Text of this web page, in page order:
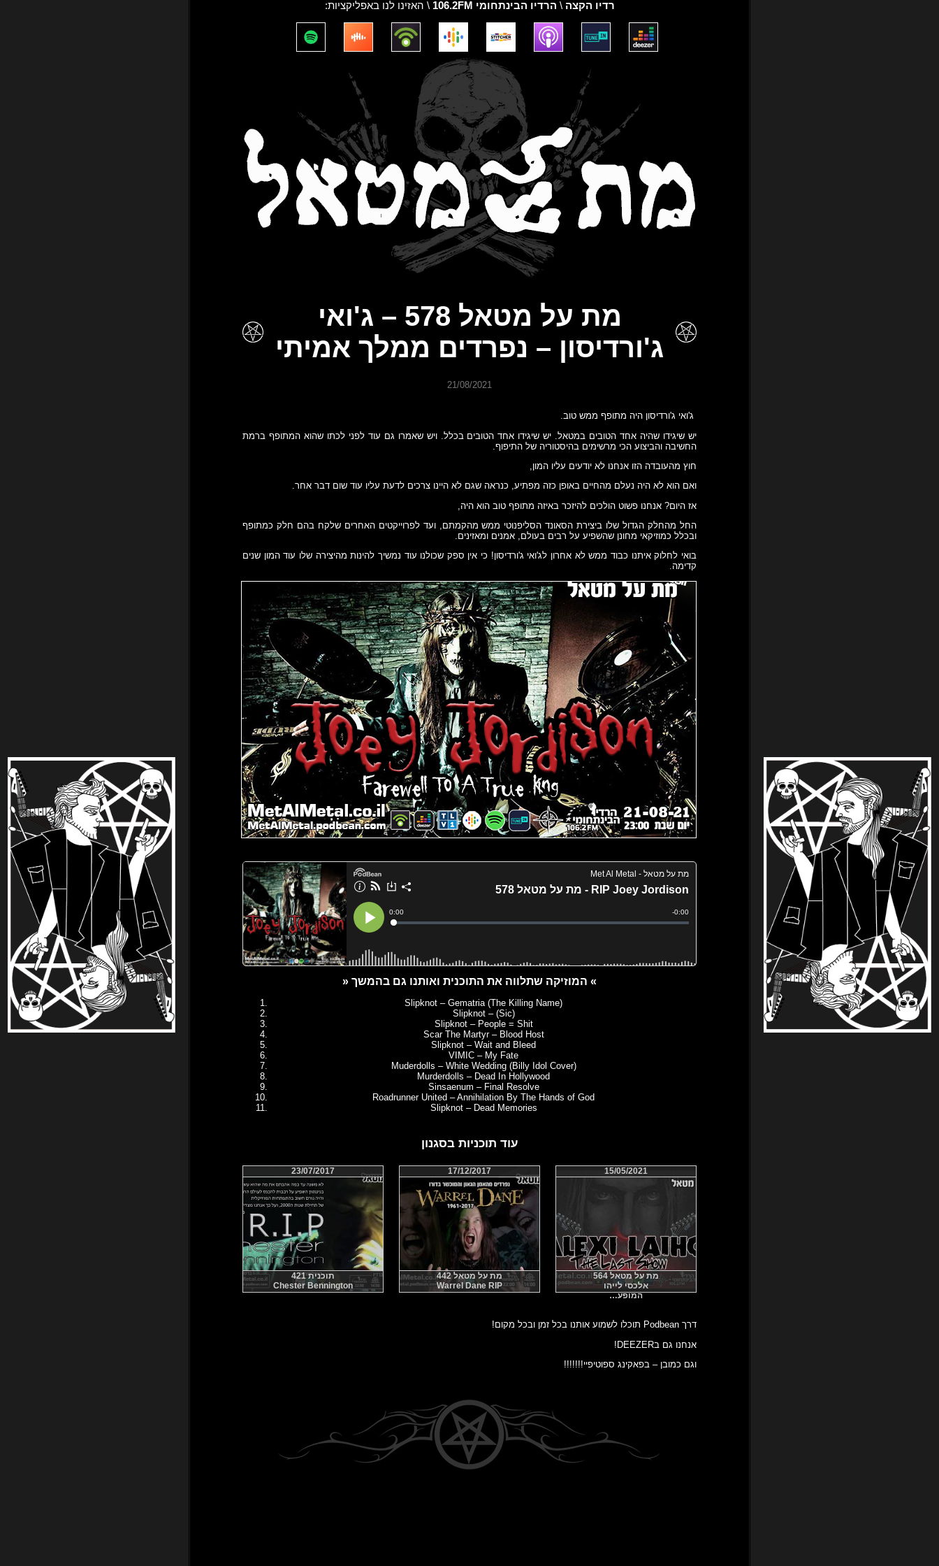
רדיו הקצה \ הרדיו הבינתחומי 106.2FM \ האזינו לנו באפליקציות:
מת על מטאל 578 – ג'ואי
ג'ורדיסון – נפרדים ממלך אמיתי
21/08/2021
ג'ואי ג'ורדיסון היה מתופף ממש טוב.
יש שיגידו שהיה אחד הטובים במטאל. יש שיגידו אחד הטובים בכלל. ויש שאמרו גם עוד לפני לכתו שהוא המתופף ברמת
החשיבה והביצוע הכי מרשימים בהיסטוריה של התיפוף.
חוץ מהעובדה הזו אנחנו לא יודעים עליו המון,
ואם הוא לא היה נעלם מהחיים באופן כזה מפתיע, כנראה שגם לא היינו צרכים לדעת עליו עוד שום דבר אחר.
אז היום? אנחנו פשוט הולכים להיזכר באיזה מתופף טוב הוא היה,
החל מהחלק הגדול שלו ביצירת הסאונד הסליפנוטי ממש מהקמתם, ועד לפרוייקטים האחרים שלקח בהם חלק כמתופף
ובכלל כמוזיקאי מחונן שהשפיע על רבים בעולם, אמנים ומאזינים.
בואי לחלוק איתנו כבוד ממש לא אחרון לג'ואי ג'ורדיסון! כי אין ספק שכולנו עוד נמשיך להינות מהיצירה שלו עוד המון שנים
קדימה.
» המוזיקה שתלווה את התוכנית ואותנו גם בהמשך «
Slipknot – Gematria (The Killing Name)
Slipknot – (Sic)
Slipknot – People = Shit
Scar The Martyr – Blood Host
Slipknot – Wait and Bleed
VIMIC – My Fate
Muderdolls – White Wedding (Billy Idol Cover)
Murderdolls – Dead In Hollywood
Sinsaenum – Final Resolve
Roadrunner United – Annihilation By The Hands of God
Slipknot – Dead Memories
עוד תוכניות בסגנון
15/05/2021
מת על מטאל 564
אלכסי לייהו
המופע…
17/12/2017
מת על מטאל 442
Warrel Dane RIP
23/07/2017
תוכנית 421
Chester Bennington
דרך Podbean תוכלו לשמוע אותנו בכל זמן ובכל מקום!
אנחנו גם בDEEZER!
וגם כמובן – בפאקינג ספוטיפיי!!!!!!!